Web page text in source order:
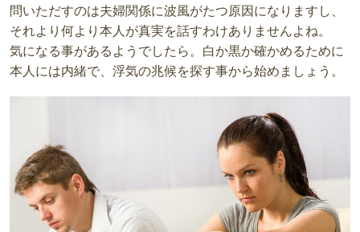
問いただすのは夫婦関係に波風がたつ原因になりますし、
それより何より本人が真実を話すわけありませんよね。
気になる事があるようでしたら。白か黒か確かめるために
本人には内緒で、浮気の兆候を探す事から始めましょう。